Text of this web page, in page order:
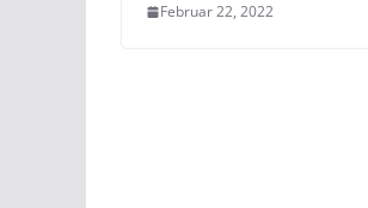
Februar 22, 2022